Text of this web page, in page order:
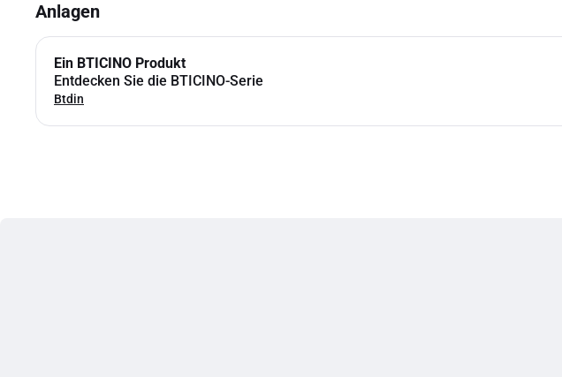
Anlagen
Ein BTICINO Produkt
Entdecken Sie die BTICINO-Serie
Btdin